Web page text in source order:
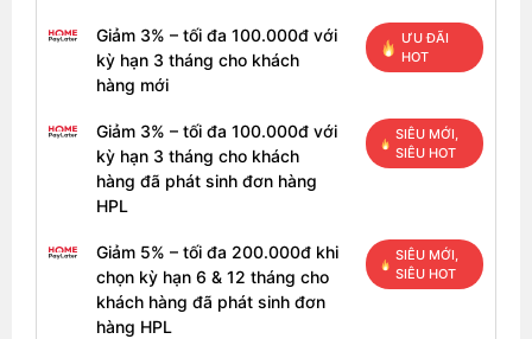
Giảm 3% – tối đa 100.000đ với
kỳ hạn 3 tháng cho khách
hàng mới
ƯU ĐÃI
HOT
Giảm 3% – tối đa 100.000đ với
kỳ hạn 3 tháng cho khách
hàng đã phát sinh đơn hàng
HPL
SIÊU MỚI,
SIÊU HOT
Giảm 5% – tối đa 200.000đ khi
chọn kỳ hạn 6 & 12 tháng cho
khách hàng đã phát sinh đơn
hàng HPL
SIÊU MỚI,
SIÊU HOT